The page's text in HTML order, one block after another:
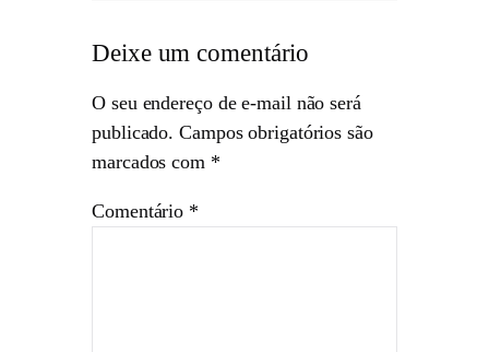
Deixe um comentário
O seu endereço de e-mail não será
publicado. Campos obrigatórios são
marcados com *
Comentário *